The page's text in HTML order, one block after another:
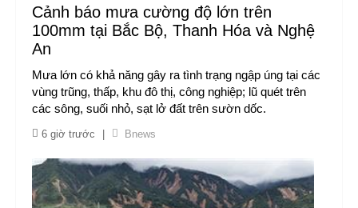
Cảnh báo mưa cường độ lớn trên
100mm tại Bắc Bộ, Thanh Hóa và Nghệ
An
Mưa lớn có khả năng gây ra tình trạng ngập úng tại các
vùng trũng, thấp, khu đô thị, công nghiệp; lũ quét trên
các sông, suối nhỏ, sạt lở đất trên sườn dốc.
6 giờ trước Bnews